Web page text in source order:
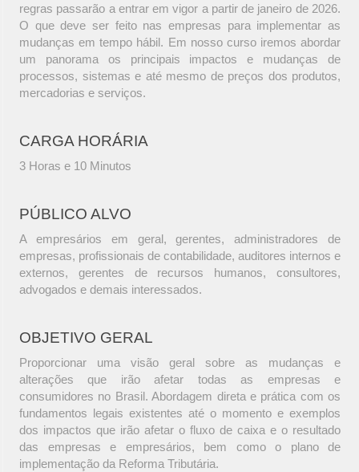
regras passarão a entrar em vigor a partir de janeiro de 2026.
O que deve ser feito nas empresas para implementar as
mudanças em tempo hábil. Em nosso curso iremos abordar
um panorama os principais impactos e mudanças de
processos, sistemas e até mesmo de preços dos produtos,
mercadorias e serviços.
CARGA HORÁRIA
3 Horas e 10 Minutos
PÚBLICO ALVO
A empresários em geral, gerentes, administradores de
empresas, profissionais de contabilidade, auditores internos e
externos, gerentes de recursos humanos, consultores,
advogados e demais interessados.
OBJETIVO GERAL
Proporcionar uma visão geral sobre as mudanças e
alterações que irão afetar todas as empresas e
consumidores no Brasil. Abordagem direta e prática com os
fundamentos legais existentes até o momento e exemplos
dos impactos que irão afetar o fluxo de caixa e o resultado
das empresas e empresários, bem como o plano de
implementação da Reforma Tributária.